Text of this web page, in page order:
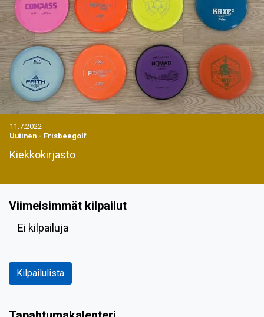
11.7.2022
Uutinen - Frisbeegolf
Kiekkokirjasto
Viimeisimmät kilpailut
Ei kilpailuja
Kilpailulista